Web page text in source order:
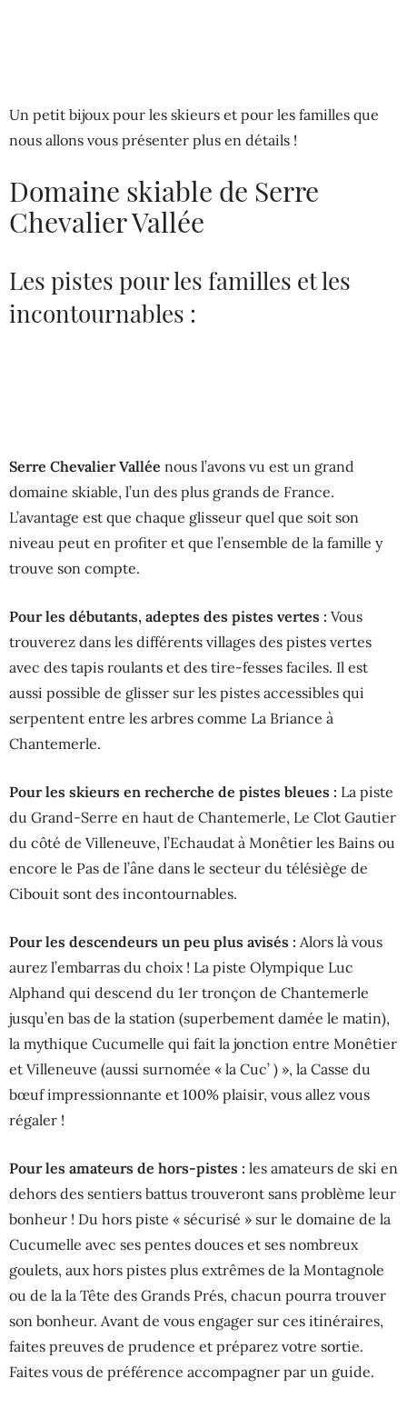
Un petit bijoux pour les skieurs et pour les familles que
nous allons vous présenter plus en détails !
Domaine skiable de Serre
Chevalier Vallée
Les pistes pour les familles et les
incontournables :
Serre Chevalier Vallée nous l’avons vu est un grand
domaine skiable, l’un des plus grands de France.
L’avantage est que chaque glisseur quel que soit son
niveau peut en profiter et que l’ensemble de la famille y
trouve son compte.
Pour les débutants, adeptes des pistes vertes : Vous
trouverez dans les différents villages des pistes vertes
avec des tapis roulants et des tire-fesses faciles. Il est
aussi possible de glisser sur les pistes accessibles qui
serpentent entre les arbres comme La Briance à
Chantemerle.
Pour les skieurs en recherche de pistes bleues : La piste
du Grand-Serre en haut de Chantemerle, Le Clot Gautier
du côté de Villeneuve, l’Echaudat à Monêtier les Bains ou
encore le Pas de l’âne dans le secteur du télésiège de
Cibouit sont des incontournables.
Pour les descendeurs un peu plus avisés : Alors là vous
aurez l’embarras du choix ! La piste Olympique Luc
Alphand qui descend du 1er tronçon de Chantemerle
jusqu’en bas de la station (superbement damée le matin),
la mythique Cucumelle qui fait la jonction entre Monêtier
et Villeneuve (aussi surnomée « la Cuc’ ) », la Casse du
bœuf impressionnante et 100% plaisir, vous allez vous
régaler !
Pour les amateurs de hors-pistes : les amateurs de ski en
dehors des sentiers battus trouveront sans problème leur
bonheur ! Du hors piste « sécurisé » sur le domaine de la
Cucumelle avec ses pentes douces et ses nombreux
goulets, aux hors pistes plus extrêmes de la Montagnole
ou de la la Tête des Grands Prés, chacun pourra trouver
son bonheur. Avant de vous engager sur ces itinéraires,
faites preuves de prudence et préparez votre sortie.
Faites vous de préférence accompagner par un guide.